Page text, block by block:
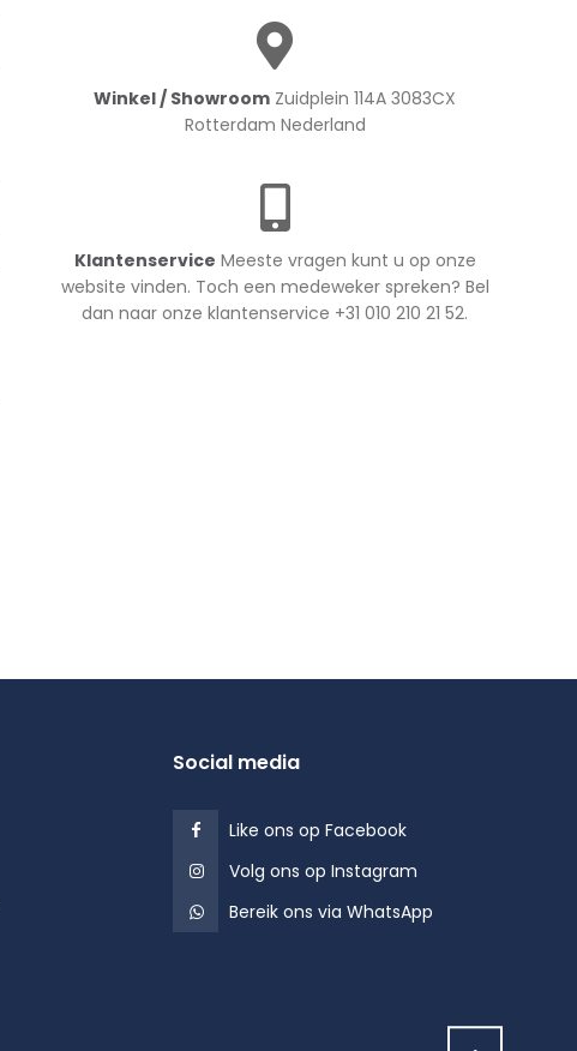
Winkel / Showroom Zuidplein 114A 3083CX
Rotterdam Nederland
Klantenservice Meeste vragen kunt u op onze
website vinden. Toch een medeweker spreken? Bel
dan naar onze klantenservice +31 010 210 21 52.
Social media
Like ons op Facebook
Volg ons op Instagram
Bereik ons via WhatsApp